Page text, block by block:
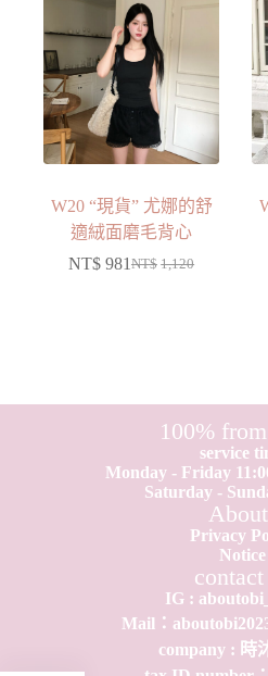
W20 “現貨” 尤娜的舒
適絨面磨毛背心
NT$ 1,120
NT$ 981
100%
service
Monday - Friday
Saturday -
Privacy
Notice
contact
IG :
Mail：
company : 時